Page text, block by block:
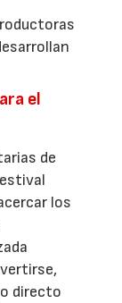
el
de
los
directo